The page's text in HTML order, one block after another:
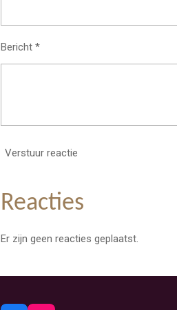
Bericht *
Verstuur reactie
Reacties
Er zijn geen reacties geplaatst.